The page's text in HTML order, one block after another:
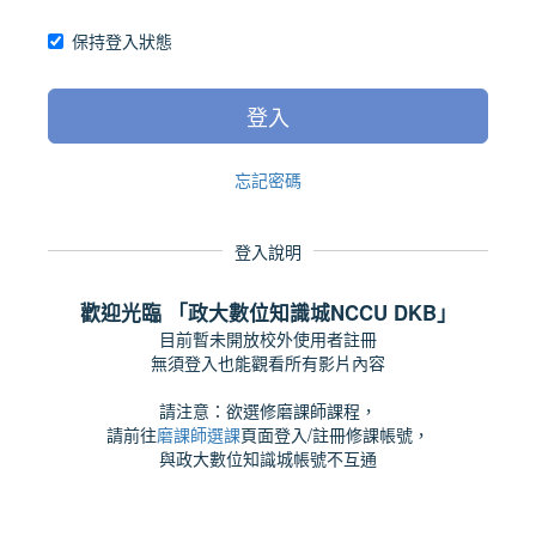
保持登入狀態
登入
忘記密碼
登入說明
歡迎光臨 「政大數位知識城NCCU DKB」
目前暫未開放校外使用者註冊
無須登入也能觀看所有影片內容
請注意：欲選修磨課師課程，
請前往磨課師選課頁面登入/註冊修課帳號，
與政大數位知識城帳號不互通